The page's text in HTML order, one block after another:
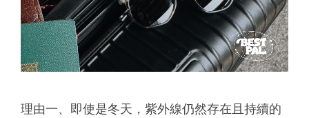
理由一、即使是冬天，紫外線仍然存在且持續的